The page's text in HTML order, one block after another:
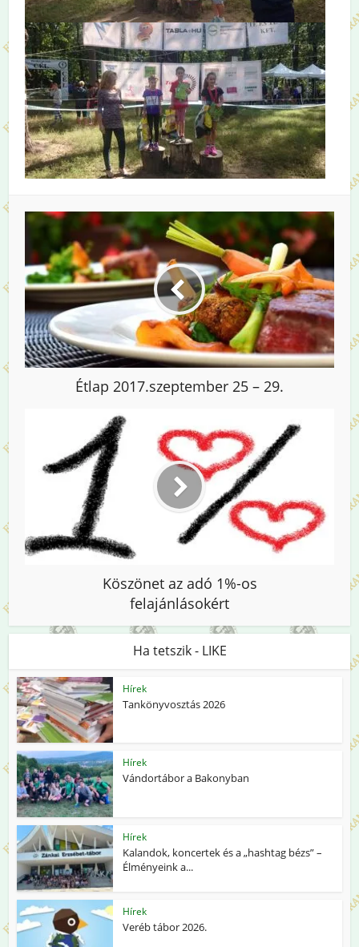
Étlap 2017.szeptember 25 – 29.
Köszönet az adó 1%-os
felajánlásokért
Ha tetszik - LIKE
Hírek
Tankönyvosztás 2026
Hírek
Vándortábor a Bakonyban
Hírek
Kalandok, koncertek és a „hashtag bézs” –
Élményeink a...
Hírek
Veréb tábor 2026.